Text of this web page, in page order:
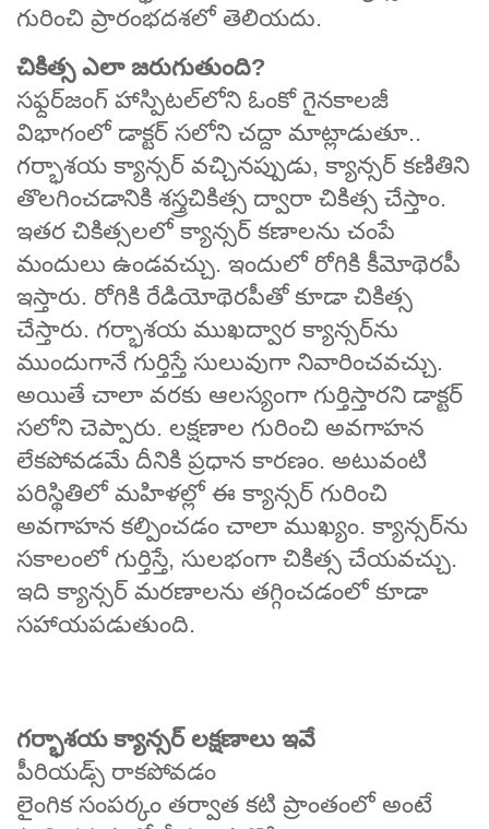
గురించి ప్రారంభదశలో తెలియదు.
చికిత్స ఎలా జరుగుతుంది?
సఫ్దర్‌జంగ్ హాస్పిటల్‌లోని ఓంకో గైనకాలజీ
విభాగంలో డాక్టర్ సలోని చద్దా మాట్లాడుతూ..
గర్భాశయ క్యాన్సర్ వచ్చినప్పుడు, క్యాన్సర్ కణితిని
తొలగించడానికి శస్త్రచికిత్స ద్వారా చికిత్స చేస్తాం.
ఇతర చికిత్సలలో క్యాన్సర్ కణాలను చంపే
మందులు ఉండవచ్చు. ఇందులో రోగికి కీమోథెరపీ
ఇస్తారు. రోగికి రేడియోథెరపీతో కూడా చికిత్స
చేస్తారు. గర్భాశయ ముఖద్వార క్యాన్సర్‌ను
ముందుగానే గుర్తిస్తే సులువుగా నివారించవచ్చు.
అయితే చాలా వరకు ఆలస్యంగా గుర్తిస్తారని డాక్టర్
సలోని చెప్పారు. లక్షణాల గురించి అవగాహన
లేకపోవడమే దీనికి ప్రధాన కారణం. అటువంటి
పరిస్థితిలో మహిళల్లో ఈ క్యాన్సర్ గురించి
అవగాహన కల్పించడం చాలా ముఖ్యం. క్యాన్సర్‌ను
సకాలంలో గుర్తిస్తే, సులభంగా చికిత్స చేయవచ్చు.
ఇది క్యాన్సర్ మరణాలను తగ్గించడంలో కూడా
సహాయపడుతుంది.
గర్భాశయ క్యాన్సర్‌ లక్షణాలు ఇవే
పీరియడ్స్‌ రాకపోవడం
లైంగిక సంపర్కం తర్వాత కటి ప్రాంతంలో అంటే